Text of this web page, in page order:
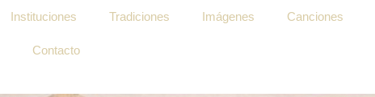
Instituciones Tradiciones Imágenes Canciones
Contacto